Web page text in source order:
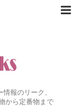
報のリーク、
から定番物まで